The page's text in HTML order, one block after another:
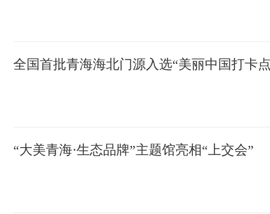
全国首批青海海北门源入选“美丽中国打卡
“大美青海·生态品牌”主题馆亮相“上交会”